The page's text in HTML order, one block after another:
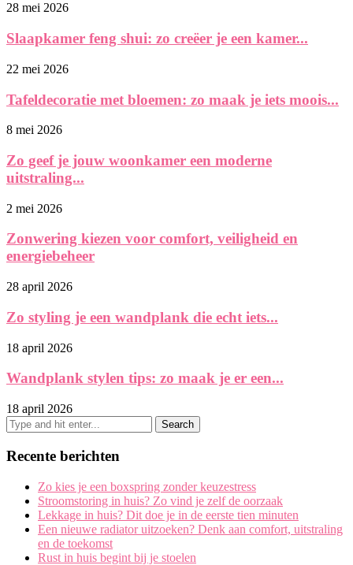
28 mei 2026
Slaapkamer feng shui: zo creëer je een kamer...
22 mei 2026
Tafeldecoratie met bloemen: zo maak je iets moois...
8 mei 2026
Zo geef je jouw woonkamer een moderne
uitstraling...
2 mei 2026
Zonwering kiezen voor comfort, veiligheid en
energiebeheer
28 april 2026
Zo styling je een wandplank die echt iets...
18 april 2026
Wandplank stylen tips: zo maak je er een...
18 april 2026
Recente berichten
Zo kies je een boxspring zonder keuzestress
Stroomstoring in huis? Zo vind je zelf de oorzaak
Lekkage in huis? Dit doe je in de eerste tien minuten
Een nieuwe radiator uitzoeken? Denk aan comfort, uitstraling
en de toekomst
Rust in huis begint bij je stoelen